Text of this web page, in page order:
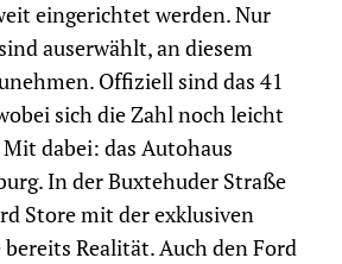
eingerichtet werden. Nur
auserwählt, an diesem
Offiziell sind das 41
sich die Zahl noch leicht
dabei: das Autohaus
In der Buxtehuder Straße
Store mit der exklusiven
Realität. Auch den Ford